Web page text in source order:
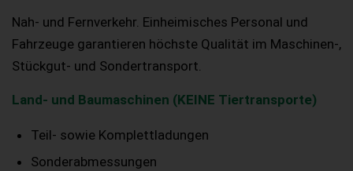
Nah- und Fernverkehr. Einheimisches Personal und
Fahrzeuge garantieren höchste Qualität im Maschinen-,
Stückgut- und Sondertransport.
Land- und Baumaschinen (KEINE Tiertransporte)
Teil- sowie Komplettladungen
Sonderabmessungen